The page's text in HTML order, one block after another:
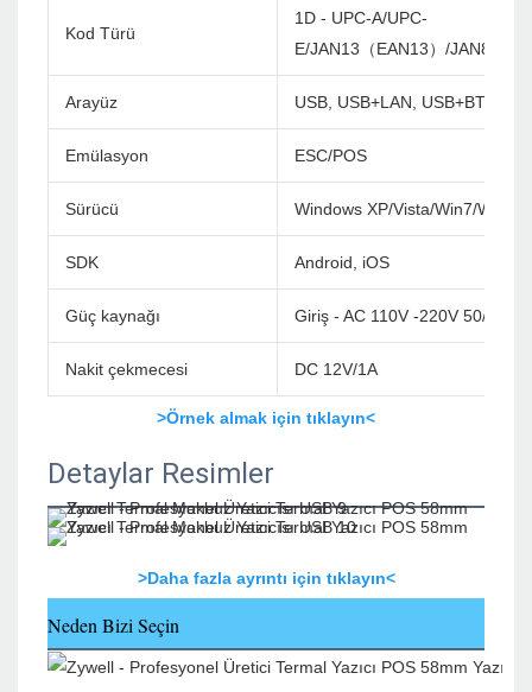
Kod Türü
1D - UPC-A/UPC-
E/JAN13（EAN13）/JAN8（
Arayüz USB, USB+LAN, USB+BT,
Emülasyon ESC/POS
Sürücü Windows XP/Vista/Win7/Win8/
SDK Android, iOS
Güç kaynağı Giriş - AC 110V -220V 50/
Nakit çekmecesi DC 12V/1A
>Örnek almak için tıklayın<
Detaylar Resimler
>Daha fazla ayrıntı için tıklayın<
Neden Bizi Seçin